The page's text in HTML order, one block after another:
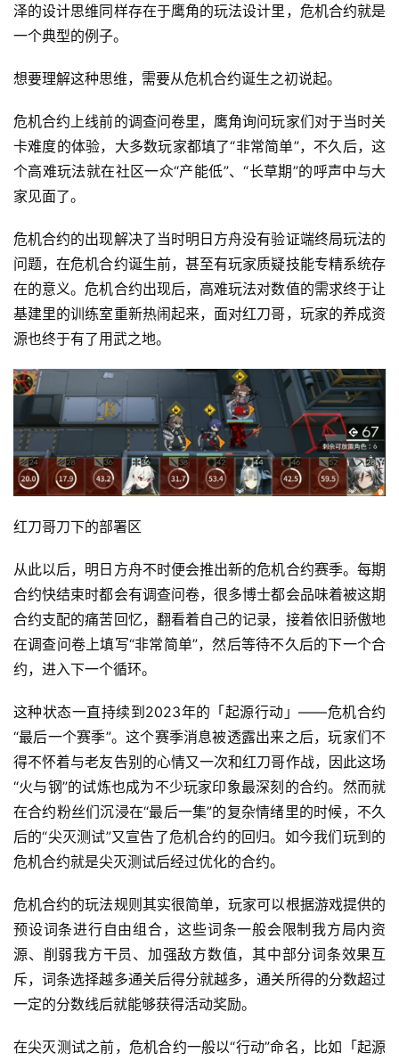
泽的设计思维同样存在于鹰角的玩法设计里，危机合约就是
一个典型的例子。
想要理解这种思维，需要从危机合约诞生之初说起。
危机合约上线前的调查问卷里，鹰角询问玩家们对于当时关
卡难度的体验，大多数玩家都填了“非常简单”，不久后，这
个高难玩法就在社区一众“产能低”、“长草期”的呼声中与大
家见面了。
危机合约的出现解决了当时明日方舟没有验证端终局玩法的
问题，在危机合约诞生前，甚至有玩家质疑技能专精系统存
在的意义。危机合约出现后，高难玩法对数值的需求终于让
基建里的训练室重新热闹起来，面对红刀哥，玩家的养成资
源也终于有了用武之地。
红刀哥刀下的部署区
从此以后，明日方舟不时便会推出新的危机合约赛季。每期
合约快结束时都会有调查问卷，很多博士都会品味着被这期
合约支配的痛苦回忆，翻看着自己的记录，接着依旧骄傲地
在调查问卷上填写“非常简单”，然后等待不久后的下一个合
约，进入下一个循环。
这种状态一直持续到2023年的「起源行动」——危机合约
“最后一个赛季”。这个赛季消息被透露出来之后，玩家们不
得不怀着与老友告别的心情又一次和红刀哥作战，因此这场
“火与钢”的试炼也成为不少玩家印象最深刻的合约。然而就
在合约粉丝们沉浸在“最后一集”的复杂情绪里的时候，不久
后的“尖灭测试”又宣告了危机合约的回归。如今我们玩到的
危机合约就是尖灭测试后经过优化的合约。
危机合约的玩法规则其实很简单，玩家可以根据游戏提供的
预设词条进行自由组合，这些词条一般会限制我方局内资
源、削弱我方干员、加强敌方数值，其中部分词条效果互
斥，词条选择越多通关后得分就越多，通关所得的分数超过
一定的分数线后就能够获得活动奖励。
在尖灭测试之前，危机合约一般以“行动”命名，比如「起源